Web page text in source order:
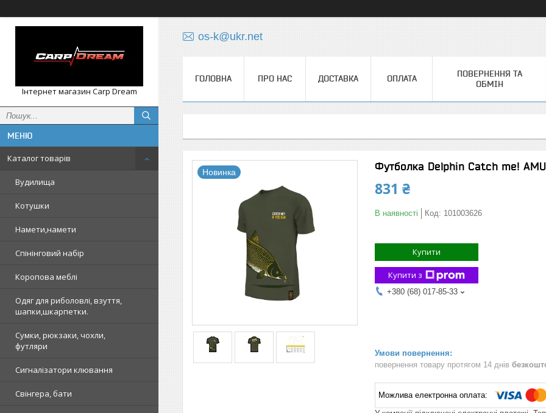
Інтернет магазин Carp Dream
Каталог товарів
Вудилища
Котушки
Намети,намети
Спінінговий набір
Коропова меблі
Одяг для риболовлі, взуття,
шапки,шкарпетки.
Сумки, рюкзаки, чохли,
футляри
Сигналізатори клювання
Свінгера, бати
os-k@ukr.net
ГОЛОВНА ПРО НАС ДОСТАВКА ОПЛАТА
ПОВЕРНЕННЯ ТА
ОБМІН
Новинка Футболка Delphin Catch me!
831 ₴
В наявності Код: 101003626
Купити
Купити з
+380 (68) 017-85-33
повернення товару протягом 14 днів